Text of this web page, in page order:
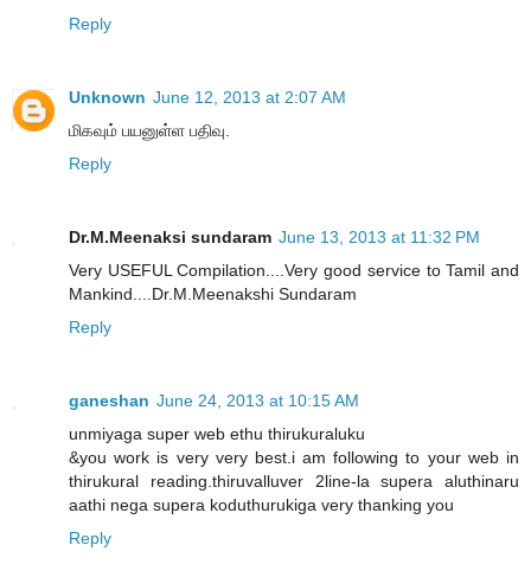
Reply
Unknown June 12, 2013 at 2:07 AM
மிகவும் பயனுள்ள பதிவு.
Reply
Dr.M.Meenaksi sundaram June 13, 2013 at 11:32 PM
Very USEFUL Compilation....Very good service to Tamil and
Mankind....Dr.M.Meenakshi Sundaram
Reply
ganeshan June 24, 2013 at 10:15 AM
unmiyaga super web ethu thirukuraluku
&you work is very very best.i am following to your web in
thirukural reading.thiruvalluver 2line-la supera aluthinaru
aathi nega supera koduthurukiga very thanking you
Reply